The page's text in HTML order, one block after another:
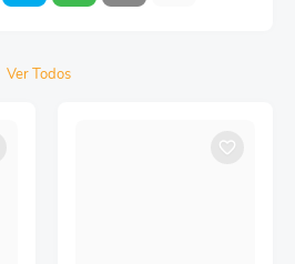
Ver Todos